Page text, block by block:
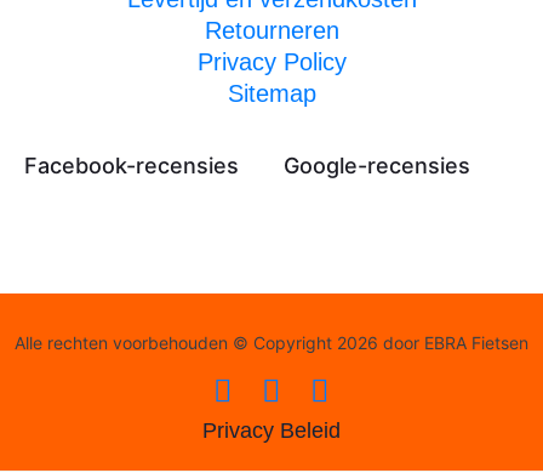
Retourneren
Privacy Policy
Sitemap
Facebook-recensies Google-recensies
Alle rechten voorbehouden © Copyright 2026 door EBRA Fietsen
Privacy Beleid